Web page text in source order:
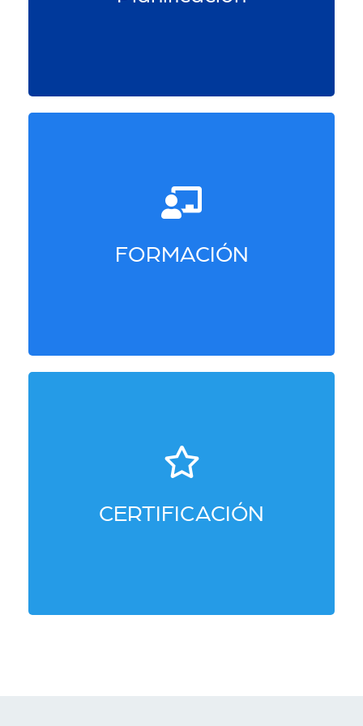
FORMACIÓN
Este es el curso requerido para obtener la
certificación. Los participantes desarrollan
sus habilidades al aprender conceptos
claves del coaching y ponerlos en práctica
CERTIFICACIÓN
Los participantes realizan las actividades
de certificacón que incluyen proyectos de
coaching con clientes, autoevaluaciones y
trabajos de integración conceptual, reseña